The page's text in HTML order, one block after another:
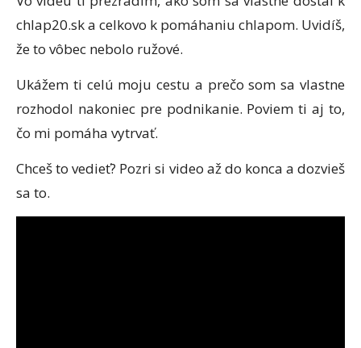
chlap20.sk a celkovo k pomáhaniu chlapom. Uvidíš,
že to vôbec nebolo ružové.
Ukážem ti celú moju cestu a prečo som sa vlastne
rozhodol nakoniec pre podnikanie. Poviem ti aj to,
čo mi pomáha vytrvať.
Chceš to vedieť? Pozri si video až do konca a dozvieš
sa to.